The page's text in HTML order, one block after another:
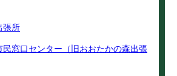
張所
民窓口センター（旧おおたかの森出張